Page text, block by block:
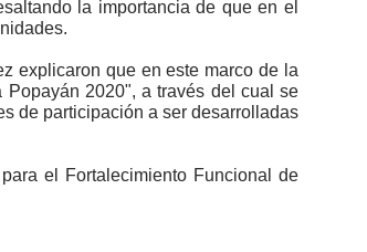
la importancia de que en el
explicaron que en este marco de la
2020", a través del cual se
de participación a ser desarrolladas
el Fortalecimiento Funcional de